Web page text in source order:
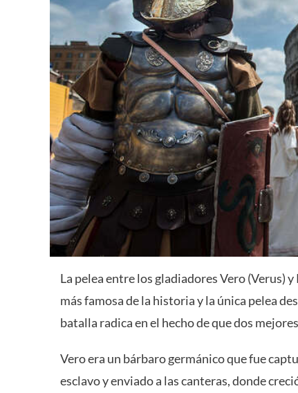
La pelea entre los gladiadores Vero (Verus)
más famosa de la historia y la única pelea
batalla radica en el hecho de que dos
Vero era un bárbaro germánico que fue
esclavo y enviado a las canteras, donde